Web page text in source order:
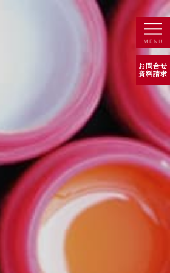
お問合せ
資料請求